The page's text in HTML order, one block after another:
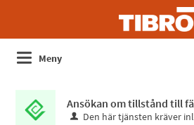
Meny
Ansökan om tillstånd till
Den här tjänsten kräver